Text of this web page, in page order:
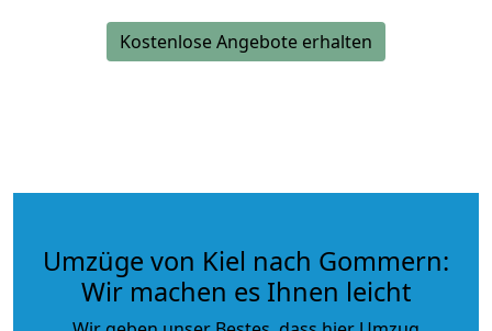
Kostenlose Angebote erhalten
Umzüge von Kiel nach Gommern:
Wir machen es Ihnen leicht